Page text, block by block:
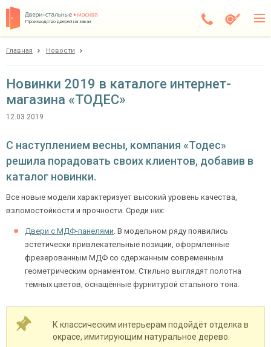
Производство дверей на заказ
Доставка
Галерея
Акции
Покупателям
О компании
Контакты
+7 (495) 409-24-70
Главная Новости
Новинки 2019 в каталоге интернет-
магазина «ТОДЕС»
12.03.2019
С наступлением весны, компания «Тодес»
решила порадовать своих клиентов, добавив в
каталог новинки.
Все новые модели характеризует высокий уровень качества,
взломостойкости и прочности. Среди них:
Двери с МДФ-панелями. В модельном ряду появились
эстетически привлекательные позиции, оформленные
фрезерованным МДФ со сдержанным современным
геометрическим орнаментом. Стильно выглядят полотна
тёмных цветов, оснащённые фурнитурой стального тона.
К классическим интерьерам подойдёт отделка в
окрасе, имитирующим натуральное дерево.